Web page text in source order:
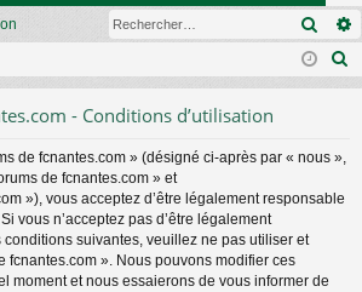
on
ne
ns
cri
- Conditions d’utilisation
de fcnantes.com » (désigné ci-après par « nous »,
de fcnantes.com » et
»), vous acceptez d’être légalement responsable
vous n’acceptez pas d’être légalement
suivantes, veuillez ne pas utiliser et
fcnantes.com ». Nous pouvons modifier ces
moment et nous essaierons de vous informer de